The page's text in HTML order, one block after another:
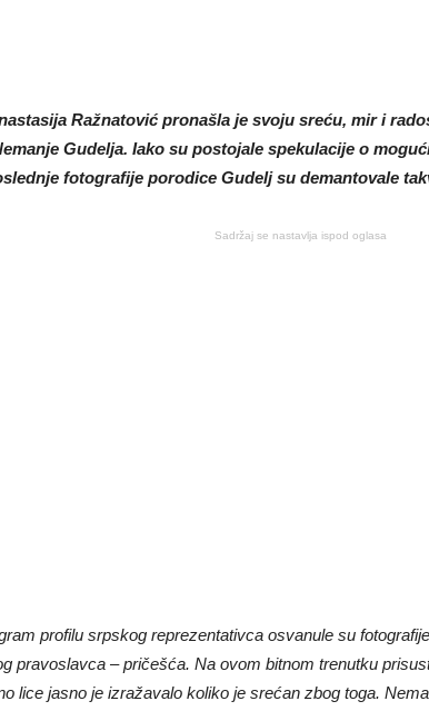
Ražnatović pronašla je svoju sreću, mir i
Gudelja. Iako su postojale spekulacije o
fotografije porodice Gudelj su demantovale
Sadržaj se nastavlja ispod oglasa
profilu srpskog reprezentativca osvanule su
pravoslavca – pričešća. Na ovom bitnom trenutku
lice jasno je izražavalo koliko je srećan zbog toga.